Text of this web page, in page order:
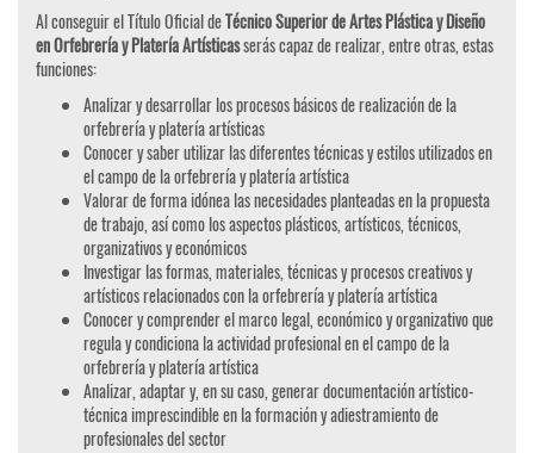
Al conseguir el Título Oficial deTécnico Superior de Artes Plástica y Diseño
en Orfebrería y Platería Artísticasserás capaz de realizar, entre otras, estas
funciones:
Analizar y desarrollar los procesos básicos de realización de la
orfebrería y platería artísticas
Conocer y saber utilizar las diferentes técnicas y estilos utilizados en
el campo de la orfebrería y platería artística
Valorar de forma idónea las necesidades planteadas en la propuesta
de trabajo, así como los aspectos plásticos, artísticos, técnicos,
organizativos y económicos
Investigar las formas, materiales, técnicas y procesos creativos y
artísticos relacionados con la orfebrería y platería artística
Conocer y comprender el marco legal, económico y organizativo que
regula y condiciona la actividad profesional en el campo de la
orfebrería y platería artística
Analizar, adaptar y, en su caso, generar documentación artístico-
técnica imprescindible en la formación y adiestramiento de
profesionales del sector